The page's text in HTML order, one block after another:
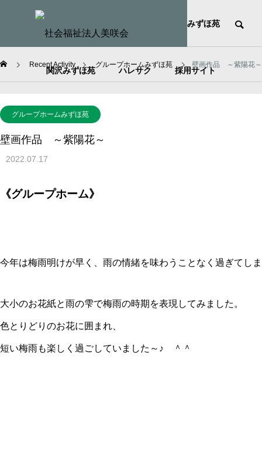
みずほ苑
関沢みずほ苑 ハレサク 採用サイト
Recent Activity グループホームみずほ苑 壁画作品 ～紫陽花～
グループホームみずほ苑
壁画作品 ～紫陽花～
2022.07.17
《グループホーム》
今年は梅雨明けが早く、雨の情緒を味わうことなく過ぎてし
大小のお花紙と雨の雫で梅雨の時期を表現してみました。
色とりどりのお花に囲まれ、
短い梅雨も楽しく過ごしていました～♪ ＾＾